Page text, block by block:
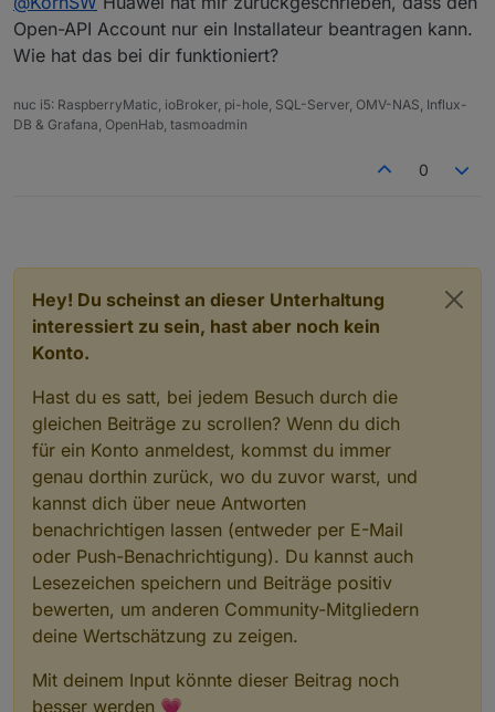
Open-API Account nur ein Installateur beantragen kann.
Wie hat das bei dir funktioniert?
nuc i5: RaspberryMatic, ioBroker, pi-hole, SQL-Server, OMV-NAS, Influx-
DB & Grafana, OpenHab, tasmoadmin
0
Hey! Du scheinst an dieser Unterhaltung
interessiert zu sein, hast aber noch kein
Konto.
Hast du es satt, bei jedem Besuch durch die
gleichen Beiträge zu scrollen? Wenn du dich
für ein Konto anmeldest, kommst du immer
genau dorthin zurück, wo du zuvor warst, und
kannst dich über neue Antworten
benachrichtigen lassen (entweder per E-Mail
oder Push-Benachrichtigung). Du kannst auch
Lesezeichen speichern und Beiträge positiv
bewerten, um anderen Community-Mitgliedern
deine Wertschätzung zu zeigen.
Mit deinem Input könnte dieser Beitrag noch
besser werden 💗